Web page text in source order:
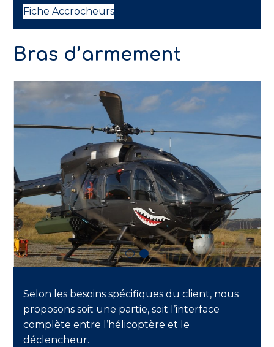
Fiche Accrocheurs
Bras d’armement
Selon les besoins spécifiques du client, nous
proposons soit une partie, soit l’interface
complète entre l’hélicoptère et le
déclencheur.